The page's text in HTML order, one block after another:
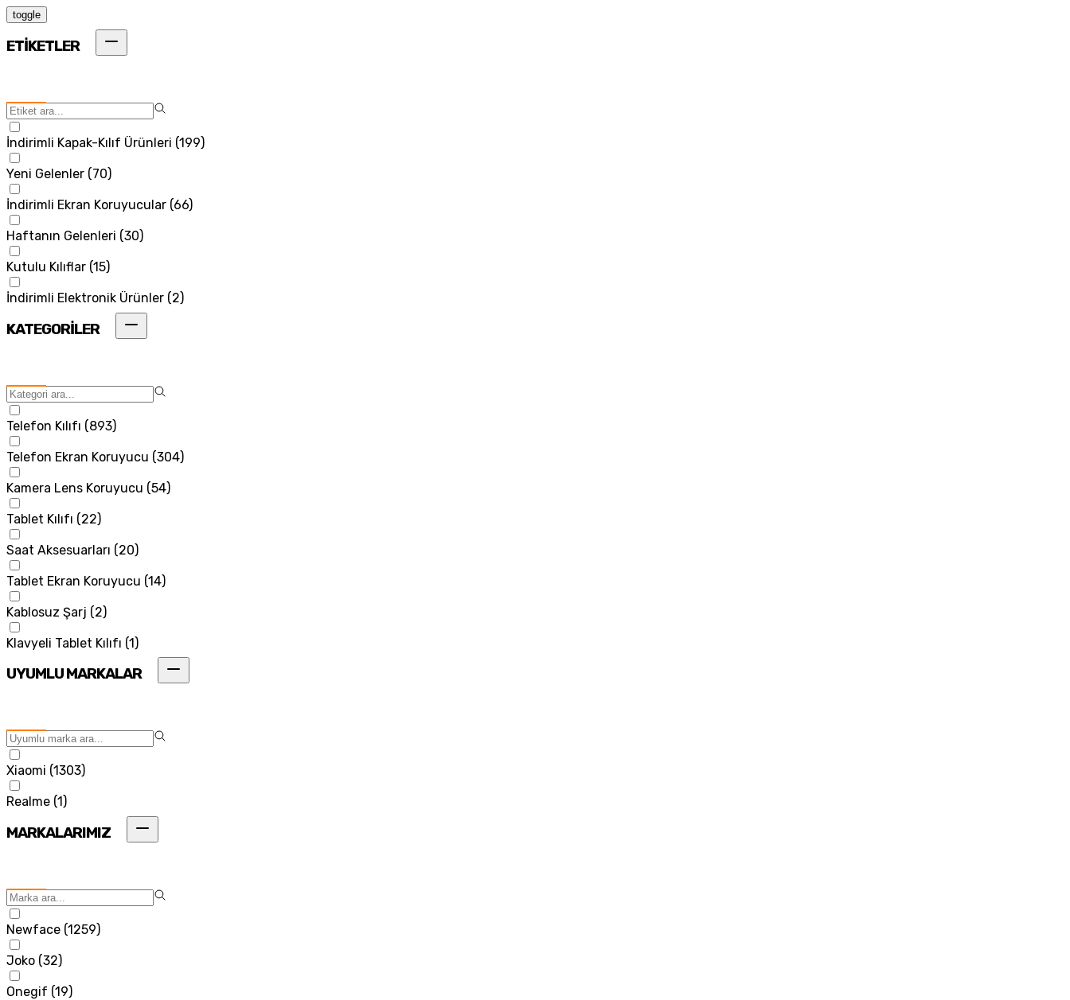
toggle
ETİKETLER
İndirimli Kapak-Kılıf Ürünleri (199)
Yeni Gelenler (70)
İndirimli Ekran Koruyucular (66)
Haftanın Gelenleri (30)
Kutulu Kılıflar (15)
İndirimli Elektronik Ürünler (2)
KATEGORİLER
Telefon Kılıfı (893)
Telefon Ekran Koruyucu (304)
Kamera Lens Koruyucu (54)
Tablet Kılıfı (22)
Saat Aksesuarları (20)
Tablet Ekran Koruyucu (14)
Kablosuz Şarj (2)
Klavyeli Tablet Kılıfı (1)
UYUMLU MARKALAR
Xiaomi (1303)
Realme (1)
MARKALARIMIZ
Newface (1259)
Joko (32)
Onegif (19)